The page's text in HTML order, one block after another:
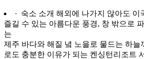
· 숙소 소개 해외에 나가지 않아도 이
즐길 수 있는 아름다운 풍경, 창 밖으로
는
제주 바다와 해질 녘 노을로 물드는 하늘
로도 충분한 이유가 되는 켄싱턴리조트